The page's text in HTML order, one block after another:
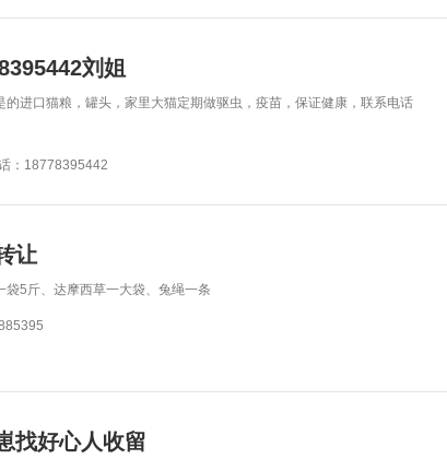
刘姐
进口猫粮，罐头，家里大猫定期做驱虫，疫苗，保证健康，联系电话
：18778395442
让
5斤、达摩西草一大袋、兔绳一条
找好心人收留